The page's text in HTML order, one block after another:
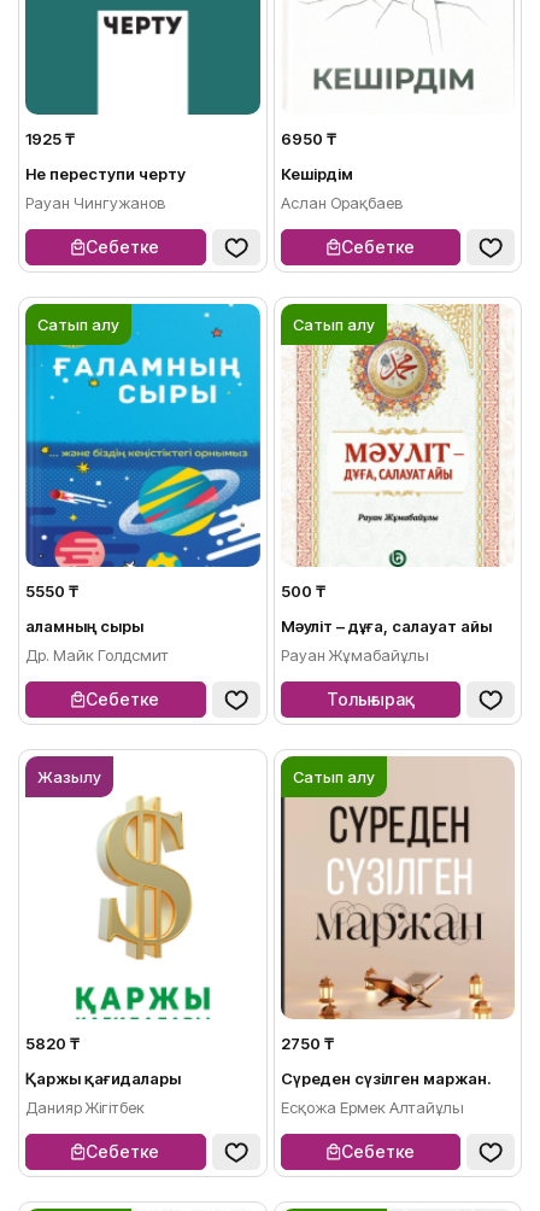
1925 ₸
Не переступи черту
Рауан Чингужанов
Себетке
6950 ₸
Кешірдім
Аслан Орақбаев
Себетке
Сатып алу
5550 ₸
Ғаламның сыры
Др. Майк Голдсмит
Себетке
Сатып алу
500 ₸
Мәуліт – дұға, салауат айы
Рауан Жұмабайұлы
Толығырақ
Жазылу
5820 ₸
Қаржы қағидалары
Данияр Жігітбек
Себетке
Сатып алу
2750 ₸
Сүреден сүзілген маржан.
Есқожа Ермек Алтайұлы
Себетке